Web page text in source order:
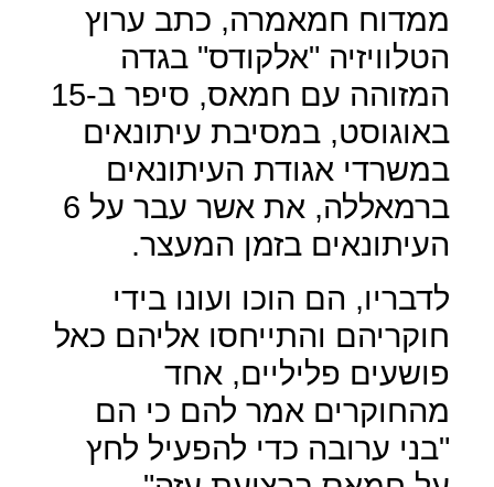
ממדוח חמאמרה, כתב ערוץ
הטלוויזיה "אלקודס" בגדה
המזוהה עם חמאס, סיפר ב-15
באוגוסט, במסיבת עיתונאים
במשרדי אגודת העיתונאים
ברמאללה, את אשר עבר על 6
העיתונאים בזמן המעצר.
לדבריו, הם הוכו ועונו בידי
חוקריהם והתייחסו אליהם כאל
פושעים פליליים, אחד
מהחוקרים אמר להם כי הם
"בני ערובה כדי להפעיל לחץ